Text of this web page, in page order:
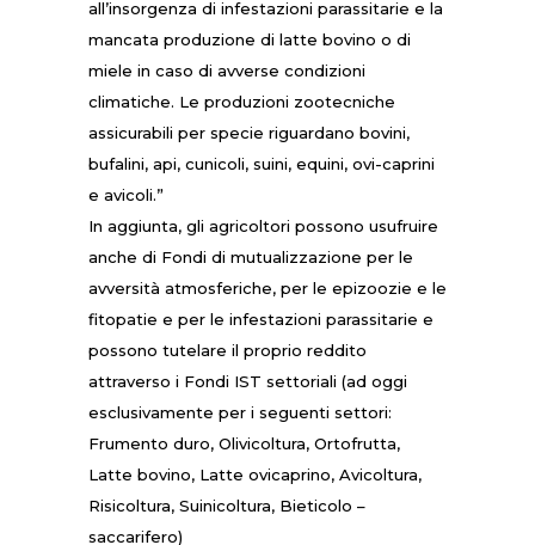
all’insorgenza di infestazioni parassitarie e la
mancata produzione di latte bovino o di
miele in caso di avverse condizioni
climatiche. Le produzioni zootecniche
assicurabili per specie riguardano bovini,
bufalini, api, cunicoli, suini, equini, ovi-caprini
e avicoli.”
In aggiunta, gli agricoltori possono usufruire
anche di Fondi di mutualizzazione per le
avversità atmosferiche, per le epizoozie e le
fitopatie e per le infestazioni parassitarie e
possono tutelare il proprio reddito
attraverso i Fondi IST settoriali (ad oggi
esclusivamente per i seguenti settori:
Frumento duro, Olivicoltura, Ortofrutta,
Latte bovino, Latte ovicaprino, Avicoltura,
Risicoltura, Suinicoltura, Bieticolo –
saccarifero)